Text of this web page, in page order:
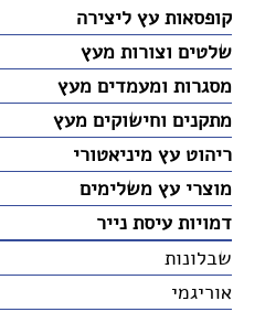
קופסאות עץ ליצירה
שלטים וצורות מעץ
מסגרות ומעמדים מעץ
מתקנים וחישוקים מעץ
ריהוט עץ מיניאטורי
מוצרי עץ משלימים
דמויות עיסת נייר
שבלונות
אוריגמי